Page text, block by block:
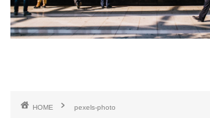
HOME pexels-photo